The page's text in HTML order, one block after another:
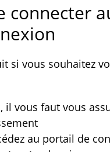
connecter
si vous souhaitez
il vous faut vous
au portail de